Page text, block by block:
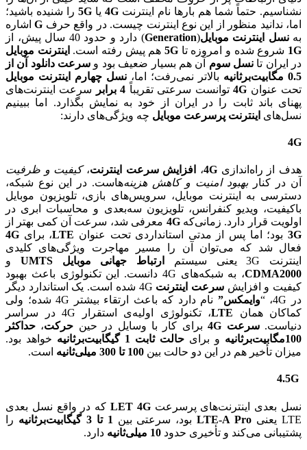
نشناسیم. حتماً شما هم بارها نام اینترنت 4G یا 5G را شنیده‌ باشید؛
اما، ندانید منظور از این نوع اینترنت چیست. در واقع حرف Gاشاره
به نسل اینترنت موبایل(
Generation) دارد و حدود 40 سال پیش، از
1G شروع شده و امروزه تا هم پیش رفته است. اینترنت موبایل
در ایران تانسل سوم آن هم بسیار ضعیف بود و سرعت دانلود آن از
0.5 مگابیت‌بر‌ثانیه
بالاتر نمی‌رفت؛ اما، نسل چهارم اینترنت موبایل
تحت عنوان
توانست سرعتی تقریباً 4 برابر
سرعت اینترنت‌های
پهنای باند ثابت را در ایران از خود به نمایش بگذارد. اما ببینیم
نسل‌های اینترنت پرسرعت موبایل چه ویژگی‌های دارند:
4G
هدف از راه‌اندازی 4G، افزایش سرعت اینترنت،کیفیت و ظرفیت
آن در کناربهبود امنیت و کاهش هزینه‌هاست. در این نوع شبکه،
دسترسی به اینترنت موبایل، سرویس‌های بازی، تلویزیون موبایل
باکیفیت، ویدیو کنفرانس، تلویزیون سه‌بعدی و محاسبات ابری در
اولویت قرار دارد. زمانی‌که4G معرفی شد، سرعت آن کمی بهتر از
3Gبود؛ اما پس از مدتی استانداردی تحت عنوان ، برای 4G
فعال شد که می‌توان آن را مسیر مهاجرت ویژگی‌های کلیدی
اینترنت 3G یعنی سیستم
ارتباط جهانی موبایل UMTS
و
CDMA2000
، به شبکه‌های 4G دانست. این تکنولوژی باعث بهبود
کیفیت و افزایش سرعت اینترنت
4G شده است. یک استاندارد دیگر
در 4G، “
وایمکس”
نام دارد که باعث ارتقاء بیشتر 4G شده؛ ولی
کماکان همان
، تکنولوژی اولیه‌ی استقرار 4G در سراسر
دنیاست.سرعت 4G برای کار با وسایل در حین حرکت، حداکثر
100مگابیت‌‌برثانیه
و برای حالت ثابت 1 گیگابیت‌بر‌ثانیه
خواهد بود.
میزان تأخیر هم در این دو حالت بین
است.
نسل بعدی اینترنت‌های پرسرعتLET 4G که در واقع نسل بعدی
LTE یعنی
LTE-A Proبود، سرعتی بین 1 تا 3 گیگابیت‌بر‌ثانیه
را
پشتیبانی می‌کند و تأخیری حدود 10 میلی‌ثانیه دارد.